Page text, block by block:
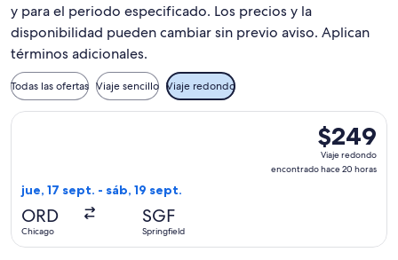
y para el periodo especificado. Los precios y la
disponibilidad pueden cambiar sin previo aviso. Aplican
términos adicionales.
Todas las ofertas Viaje sencillo Viaje redondo
$249
Viaje
redondo,
$249
Viaje redondo
encontrado hace 20 horas
jue, 17 sept. - sáb, 19 sept.
ORD
Chicago
SGF
Springfield
Seleccionar vuelo de United, con salida el jue, 17 sept.